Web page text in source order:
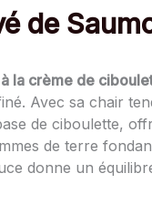
de
la crème de
Avec sa chair
de ciboulette,
de terre
donne un